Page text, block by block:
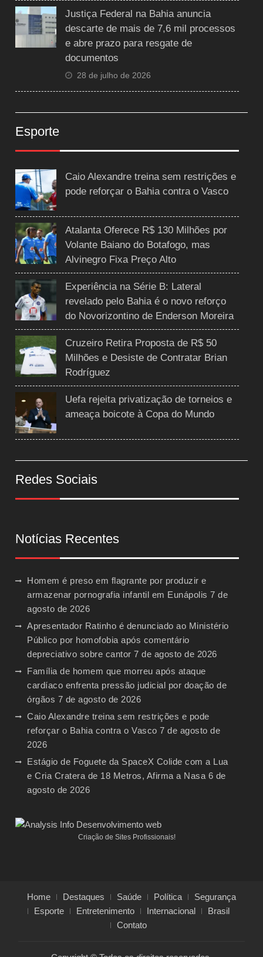
Justiça Federal na Bahia anuncia
descarte de mais de 7,6 mil processos
e abre prazo para resgate de
documentos
28 de julho de 2026
Esporte
Caio Alexandre treina sem restrições e
pode reforçar o Bahia contra o Vasco
Atalanta Oferece R$ 130 Milhões por
Volante Baiano do Botafogo, mas
Alvinegro Fixa Preço Alto
Experiência na Série B: Lateral
revelado pelo Bahia é o novo reforço
do Novorizontino de Enderson Moreira
Cruzeiro Retira Proposta de R$ 50
Milhões e Desiste de Contratar Brian
Rodríguez
Uefa rejeita privatização de torneios e
ameaça boicote à Copa do Mundo
Redes Sociais
Notícias Recentes
Homem é preso em flagrante por produzir e
armazenar pornografia infantil em Eunápolis 7 de
agosto de 2026
Apresentador Ratinho é denunciado ao Ministério
Público por homofobia após comentário
depreciativo sobre cantor 7 de agosto de 2026
Família de homem que morreu após ataque
cardíaco enfrenta pressão judicial por doação de
órgãos 7 de agosto de 2026
Caio Alexandre treina sem restrições e pode
reforçar o Bahia contra o Vasco 7 de agosto de
2026
Estágio de Foguete da SpaceX Colide com a Lua
e Cria Cratera de 18 Metros, Afirma a Nasa 6 de
agosto de 2026
Criação de Sites Profissionais!
Home Destaques Saúde Política
Segurança
Esporte
Entretenimento Internacional
Brasil
Contato